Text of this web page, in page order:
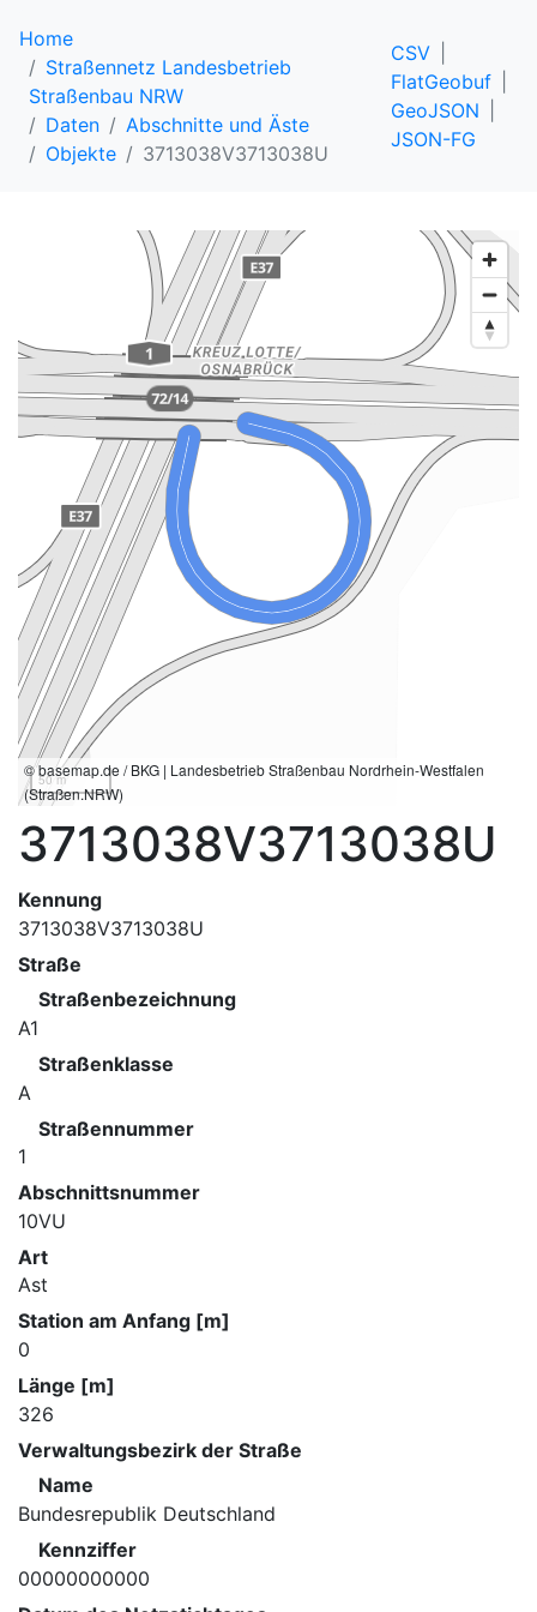
Home
Straßennetz Landesbetrieb
Straßenbau NRW
Daten
Abschnitte und Äste
Objekte
3713038V3713038U
CSV
FlatGeobuf
GeoJSON
JSON-FG
50 m
© basemap.de / BKG | Landesbetrieb Straßenbau Nordrhein-Westfalen
(Straßen.NRW)
3713038V3713038U
Kennung
3713038V3713038U
Straße
Straßenbezeichnung
A1
Straßenklasse
A
Straßennummer
1
Abschnittsnummer
10VU
Art
Ast
Station am Anfang [m]
0
Länge [m]
326
Verwaltungsbezirk der Straße
Name
Bundesrepublik Deutschland
Kennziffer
00000000000